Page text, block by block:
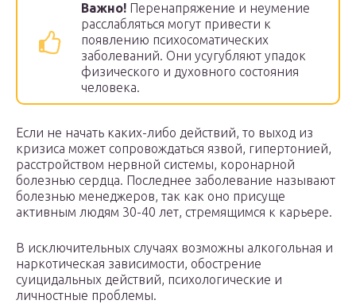
Важно! Перенапряжение и неумение
расслабляться могут привести к
появлению психосоматических
заболеваний. Они усугубляют упадок
физического и духовного состояния
человека.
Если не начать каких-либо действий, то выход из
кризиса может сопровождаться язвой, гипертонией,
расстройством нервной системы, коронарной
болезнью сердца. Последнее заболевание называют
болезнью менеджеров, так как оно присуще
активным людям 30-40 лет, стремящимся к карьере.
В исключительных случаях возможны алкогольная и
наркотическая зависимости, обострение
суицидальных действий, психологические и
личностные проблемы.